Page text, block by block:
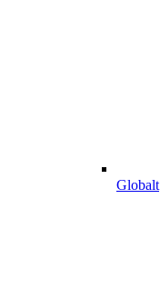
Globalt